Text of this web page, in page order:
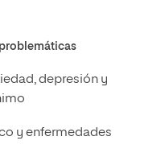
depresión y
y enfermedades